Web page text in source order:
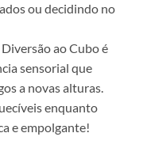
ou decidindo no
ao Cubo é
sensorial que
a novas alturas.
enquanto
e empolgante!